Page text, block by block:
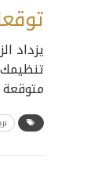
يزداد